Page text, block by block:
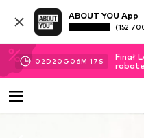
ABOUT YOU App
(152
02D 20 G 06M 16 S
Finał